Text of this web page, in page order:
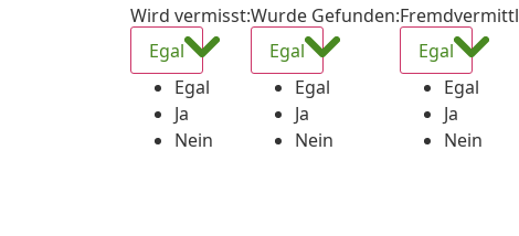
Wird vermisst:
Egal
Egal
Ja
Nein
Wurde Gefunden:
Egal
Egal
Ja
Nein
Egal
Egal
Ja
Nein